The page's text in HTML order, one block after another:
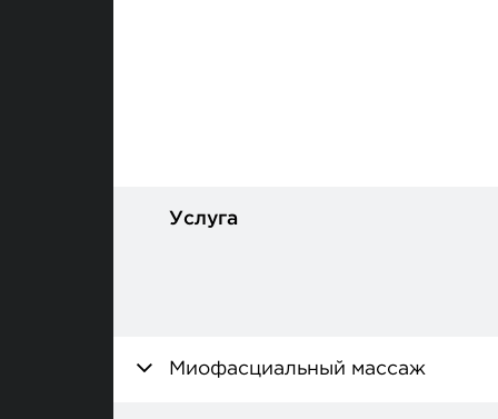
Услуга
Миофасциальный массаж